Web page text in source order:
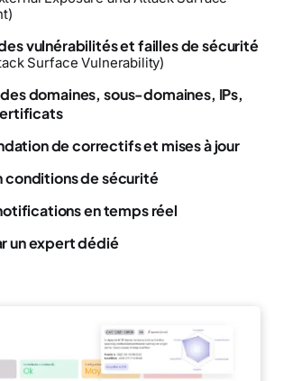
vulnérabilités et failles de sécurité
Surface Vulnerability)
domaines, sous-domaines, IPs,
de correctifs et mises à jour
conditions de sécurité
en temps réel
un expert dédié